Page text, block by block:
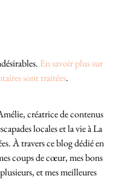
En savoir plus sur
sont traitées.
créatrice de contenus
locales et la vie à La
À travers ce blog dédié en
coups de cœur, mes bons
et mes meilleures